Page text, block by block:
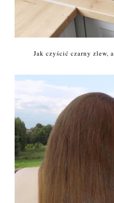
Jak czyścić czarny zlew,